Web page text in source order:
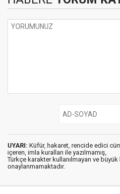
UYARI: Küfür, hakaret, rencide edici
içeren, imla kuralları ile yazılmamış,
Türkçe karakter kullanılmayan ve büyük
onaylanmamaktadır.